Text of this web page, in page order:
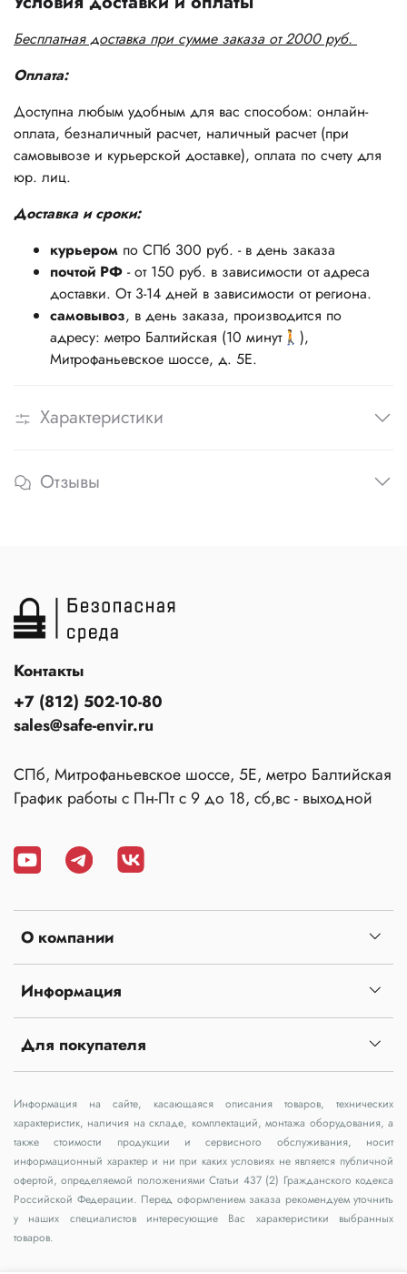
Бесплатная доставка при сумме заказа от 2000 руб.
Оплата:
Доступна любым удобным для вас способом: онлайн-
оплата, безналичный расчет, наличный расчет (при
самовывозе и курьерской доставке), оплата по счету для
юр. лиц.
Доставка и сроки:
курьером по СПб 300 руб. - в день заказа
почтой РФ - от 150 руб. в зависимости от адреса
доставки. От 3-14 дней в зависимости от региона.
самовывоз, в день заказа, производится по
адресу: метро Балтийская (10 минут🚶),
Митрофаньевское шоссе, д. 5Е.
Характеристики
Отзывы
О компании
Информация
Для покупателя
Контакты
+7 (812) 502-10-80
sales@safe-envir.ru
СПб, Митрофаньевское шоссе, 5Е, метро Балтийская
График работы с Пн-Пт с 9 до 18, сб,вс - выходной
Информация на сайте, касающаяся описания товаров, технических
характеристик, наличия на складе, комплектаций, монтажа оборудования, а
также стоимости продукции и сервисного обслуживания, носит
информационный характер и ни при каких условиях не является публичной
офертой, определяемой положениями Статьи 437 (2) Гражданского кодекса
Российской Федерации. Перед оформлением заказа рекомендуем уточнить
у наших специалистов интересующие Вас характеристики выбранных
товаров.